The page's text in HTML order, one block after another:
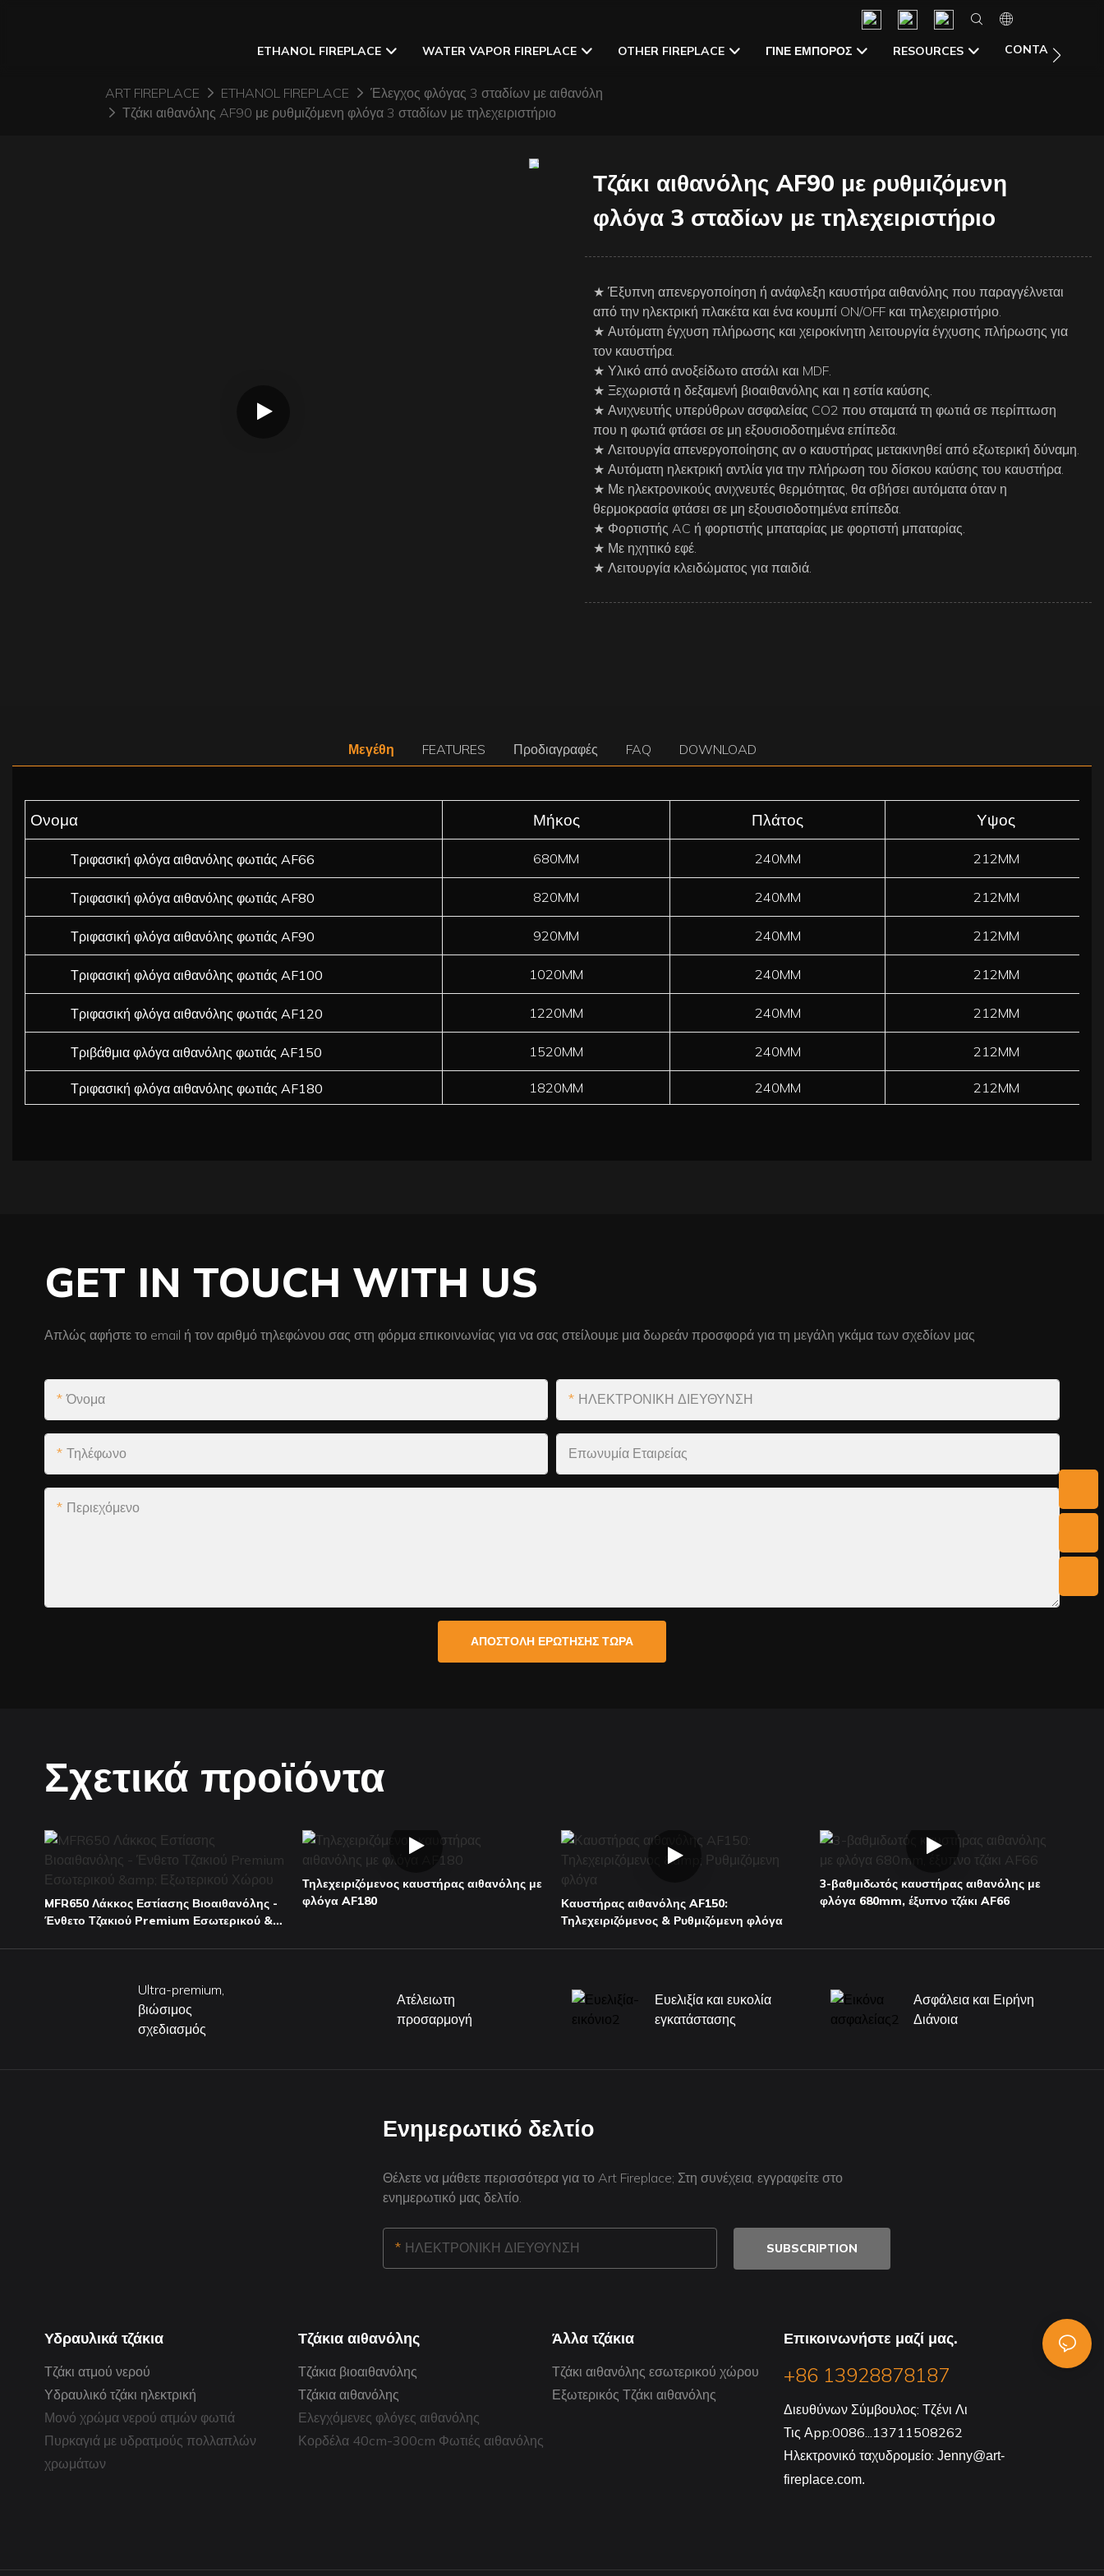
ETHANOL FIREPLACE WATER VAPOR FIREPLACE OTHER FIREPLACE ΓΊΝΕ ΈΜΠΟΡΟΣ RESOURCES CONTACT US
ART FIREPLACE ETHANOL FIREPLACE
Έλεγχος φλόγας 3 σταδίων με αιθανόλη
Τζάκι αιθανόλης AF90 με ρυθμιζόμενη φλόγα 3 σταδίων με τηλεχειριστήριο
Τζάκι αιθανόλης AF90 με ρυθμιζόμενη
φλόγα 3 σταδίων με τηλεχειριστήριο
★ Έξυπνη απενεργοποίηση ή ανάφλεξη καυστήρα αιθανόλης που παραγγέλνεται
από την ηλεκτρική πλακέτα και ένα κουμπί ON/OFF και τηλεχειριστήριο.
★ Αυτόματη έγχυση πλήρωσης και χειροκίνητη λειτουργία έγχυσης πλήρωσης για
τον καυστήρα.
★ Υλικό από ανοξείδωτο ατσάλι και MDF.
★ Ξεχωριστά η δεξαμενή βιοαιθανόλης και η εστία καύσης.
★ Ανιχνευτής υπερύθρων ασφαλείας CO2 που σταματά τη φωτιά σε περίπτωση
που η φωτιά φτάσει σε μη εξουσιοδοτημένα επίπεδα.
★ Λειτουργία απενεργοποίησης αν ο καυστήρας μετακινηθεί από εξωτερική δύναμη.
★ Αυτόματη ηλεκτρική αντλία για την πλήρωση του δίσκου καύσης του καυστήρα.
★ Με ηλεκτρονικούς ανιχνευτές θερμότητας, θα σβήσει αυτόματα όταν η
θερμοκρασία φτάσει σε μη εξουσιοδοτημένα επίπεδα.
★ Φορτιστής AC ή φορτιστής μπαταρίας με φορτιστή μπαταρίας.
★ Με ηχητικό εφέ.
★ Λειτουργία κλειδώματος για παιδιά.
Μεγέθη FEATURES Προδιαγραφές FAQ DOWNLOAD
Ονομα Μήκος Πλάτος Υψος
Τριφασική φλόγα αιθανόλης φωτιάς AF66 680MM 240MM 212MM
Τριφασική φλόγα αιθανόλης φωτιάς AF80 820MM 240MM 212MM
Τριφασική φλόγα αιθανόλης φωτιάς AF90 920MM 240MM 212MM
Τριφασική φλόγα αιθανόλης φωτιάς AF100 1020MM 240MM 212MM
Τριφασική φλόγα αιθανόλης φωτιάς AF120 1220MM 240MM 212MM
Τριβάθμια φλόγα αιθανόλης φωτιάς AF150 1520MM 240MM 212MM
Τριφασική φλόγα αιθανόλης φωτιάς AF180 1820MM 240MM 212MM
GET IN TOUCH WITH US
Απλώς αφήστε το email ή τον αριθμό τηλεφώνου σας στη φόρμα επικοινωνίας για να σας στείλουμε μια δωρεάν προσφορά για τη μεγάλη γκάμα των σχεδίων μας
Όνομα ΗΛΕΚΤΡΟΝΙΚΗ ΔΙΕΥΘΥΝΣΗ
Τηλέφωνο Επωνυμία Εταιρείας
Περιεχόμενο
ΑΠΟΣΤΟΛΉ ΕΡΏΤΗΣΗΣ ΤΏΡΑ
Σχετικά προϊόντα
MFR650 Λάκκος Εστίασης Βιοαιθανόλης -
Ένθετο Τζακιού Premium Εσωτερικού &
Τηλεχειριζόμενος καυστήρας αιθανόλης με
φλόγα AF180
Καυστήρας αιθανόλης AF150:
Τηλεχειριζόμενος & Ρυθμιζόμενη φλόγα
3-βαθμιδωτός καυστήρας αιθανόλης με
φλόγα 680mm, έξυπνο τζάκι AF66
Ultra-premium,
βιώσιμος
σχεδιασμός
Ατέλειωτη
προσαρμογή
Ευελιξία και ευκολία
εγκατάστασης
Ασφάλεια και Ειρήνη
Διάνοια
Ενημερωτικό δελτίο
Θέλετε να μάθετε περισσότερα για το Art Fireplace; Στη συνέχεια, εγγραφείτε στο
ενημερωτικό μας δελτίο.
ΗΛΕΚΤΡΟΝΙΚΗ ΔΙΕΥΘΥΝΣΗ SUBSCRIPTION
Υδραυλικά τζάκια
Τζάκι ατμού νερού
Υδραυλικό τζάκι ηλεκτρική
Μονό χρώμα νερού ατμών φωτιά
Πυρκαγιά με υδρατμούς πολλαπλών
χρωμάτων
Τζάκια αιθανόλης
Τζάκια βιοαιθανόλης
Τζάκια αιθανόλης
Ελεγχόμενες φλόγες αιθανόλης
Κορδέλα 40cm-300cm Φωτιές αιθανόλης
Άλλα τζάκια
Τζάκι αιθανόλης εσωτερικού χώρου
Εξωτερικός Τζάκι αιθανόλης
Επικοινωνήστε μαζί μας.
+86 13928878187
Διευθύνων Σύμβουλος: Τζένι Λι
Τις Αpp:0086...13711508262
Ηλεκτρονικό ταχυδρομείο:Jenny@art-
fireplace.com.